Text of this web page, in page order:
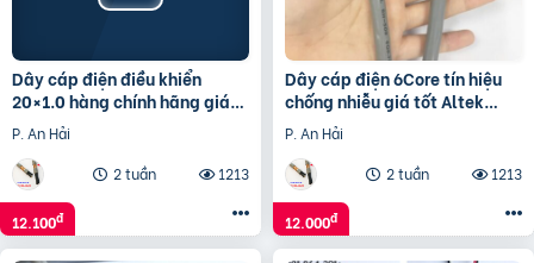
Dây cáp điện điều khiển
20×1.0 hàng chính hãng giá
tốt
P. An Hải
2 tuần
1213
12.100đ
Dây cáp điện 6Core tín hiệu
chống nhiễu giá tốt Altek
kabel
P. An Hải
2 tuần
1213
12.000đ